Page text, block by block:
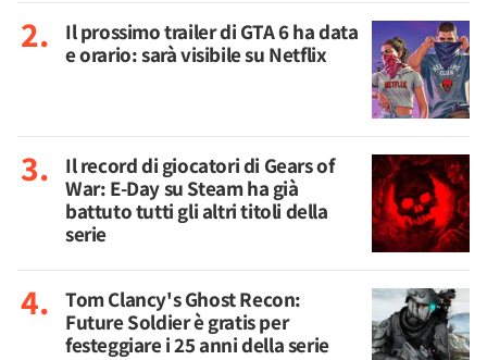
Il prossimo trailer di GTA 6 ha data
e orario: sarà visibile su Netflix
Il record di giocatori di Gears of
War: E-Day su Steam ha già
battuto tutti gli altri titoli della
serie
Tom Clancy's Ghost Recon:
Future Soldier è gratis per
festeggiare i 25 anni della serie